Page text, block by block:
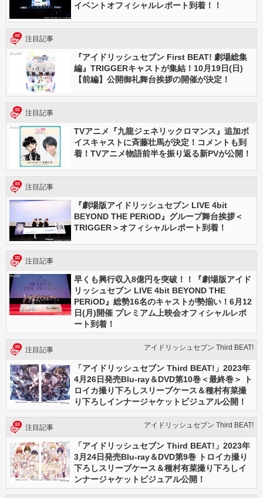
イベントオフィシャルレポート到着！！
注目記事
『アイドリッシュセブン First BEAT! 劇場総集
編』TRIGGERキャストが集結！10月19日(日)
【前編】公開御礼舞台挨拶の開催が決定！
注目記事
TVアニメ『九龍ジェネリックロマンス』追加ボ
イスキャストに斉藤壮馬が決定！コメントも到
着！TVアニメ物語前半を振り返る新PVが公開！
注目記事
『劇場版アイドリッシュセブン LIVE 4bit
BEYOND THE PERiOD』グループ舞台挨拶＜
TRIGGER＞オフィシャルレポート到着！
注目記事
早くも興行収入8億円を突破！！『劇場版アイド
リッシュセブン LIVE 4bit BEYOND THE
PERiOD』総勢16名のキャストが勢揃い！6月12
日(月)開催 プレミアム上映会オフィシャルレポ
ート到着！
注目記事 アイドリッシュセブン Third BEAT!
「アイドリッシュセブン Third BEAT!」2023年
4月26日発売Blu-ray＆DVD第10巻＜最終巻＞ ト
ロイカ撮り下ろしスリーブケース＆種村有菜撮
り下ろしインナージャケットビジュアル公開！
注目記事 アイドリッシュセブン Third BEAT!
「アイドリッシュセブン Third BEAT!」2023年
3月24日発売Blu-ray＆DVD第9巻 トロイカ撮り
下ろしスリーブケース＆種村有菜撮り下ろしイ
ンナージャケットビジュアル公開！